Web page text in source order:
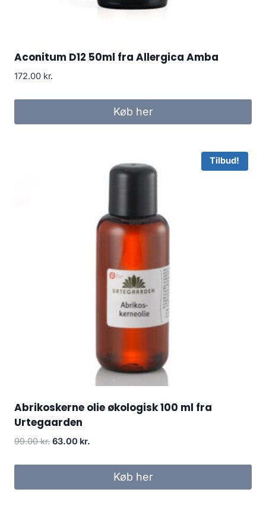
Aconitum D12 50ml fra Allergica Amba
172.00 kr.
Køb her
Tilbud!
Abrikoskerne olie økologisk 100 ml fra
Urtegaarden
99.00kr. Den
pris
63.00 kr.
pris
Køb her